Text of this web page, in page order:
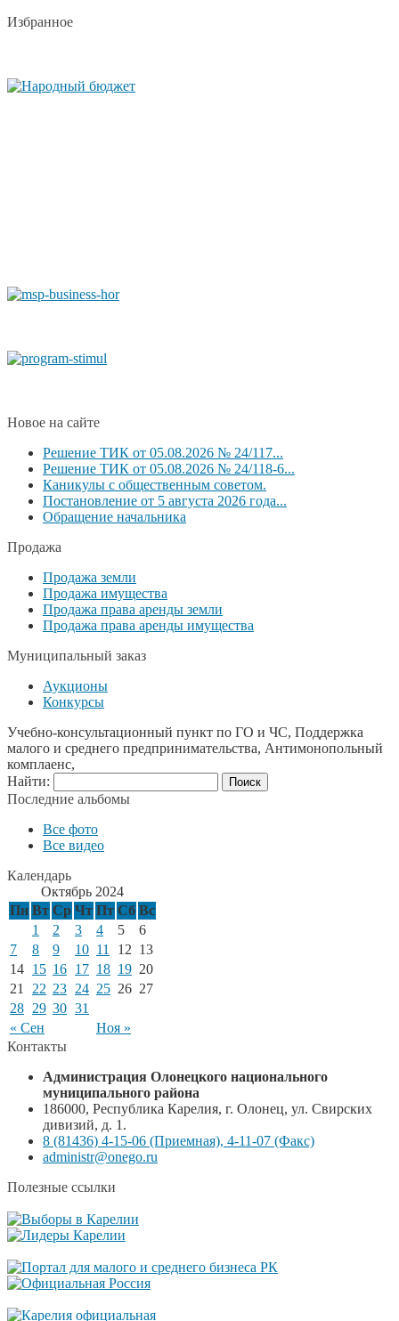
Избранное
Новое на сайте
Решение ТИК от 05.08.2026 № 24/117...
Решение ТИК от 05.08.2026 № 24/118-6...
Каникулы с общественным советом.
Постановление от 5 августа 2026 года...
Обращение начальника
Продажа
Продажа земли
Продажа имущества
Продажа права аренды земли
Продажа права аренды имущества
Муниципальный заказ
Аукционы
Конкурсы
Учебно-консультационный пункт по ГО и ЧС, Поддержка
малого и среднего предпринимательства, Антимонопольный
комплаенс,
Найти:
Последние альбомы
Все фото
Все видео
Календарь
Октябрь 2024
Пн Вт Ср Чт Пт Сб Вс
« Сен Ноя »
1 2 3 4 5
6
7
8 9 10 11 12 13
14 15 16 17 18 19 20
21
22 23 24 25 26 27
28 29 30 31
Контакты
Администрация Олонецкого национального
муниципального района
186000, Республика Карелия, г. Олонец, ул. Свирских
дивизий, д. 1.
8 (81436) 4-15-06 (Приемная), 4-11-07 (Факс)
administr@onego.ru
Полезные ссылки